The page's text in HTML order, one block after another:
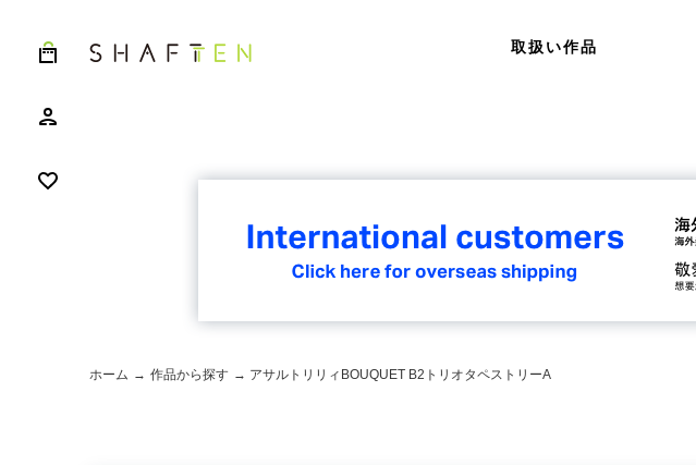
取扱い作品
ホーム → 作品から探す → アサルトリリィBOUQUET B2トリオタペストリーA